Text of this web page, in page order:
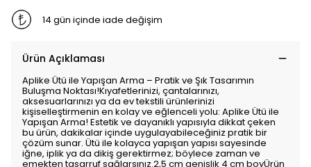
14 gün içinde iade değişim
Ürün Açıklaması
Aplike Ütü ile Yapışan Arma – Pratik ve Şık Tasarımın
Buluşma Noktası!Kıyafetlerinizi, çantalarınızı,
aksesuarlarınızı ya da ev tekstili ürünlerinizi
kişiselleştirmenin en kolay ve eğlenceli yolu: Aplike Ütü ile
Yapışan Arma! Estetik ve dayanıklı yapısıyla dikkat çeken
bu ürün, dakikalar içinde uygulayabileceğiniz pratik bir
çözüm sunar. Ütü ile kolayca yapışan yapısı sayesinde
iğne, iplik ya da dikiş gerektirmez; böylece zaman ve
emekten tasarruf sağlarsınız.2,5 cm genişlik 4 cm boyÜrün